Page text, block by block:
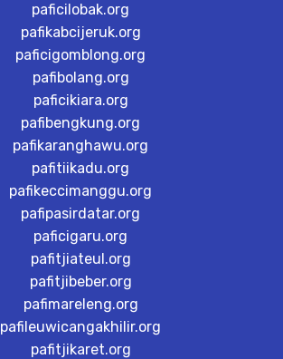
paficilobak.org
pafikabcijeruk.org
paficigomblong.org
pafibolang.org
paficikiara.org
pafibengkung.org
pafikaranghawu.org
pafitiikadu.org
pafikeccimanggu.org
pafipasirdatar.org
paficigaru.org
pafitjiateul.org
pafitjibeber.org
pafimareleng.org
pafileuwicangakhilir.org
pafitjikaret.org